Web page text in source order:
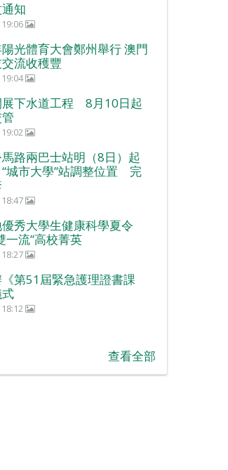
知
光體育大會鄭州舉行 澳門
流收穫豐
展下水道工程 8月10日起
路兩巴士站明（8日）起
市大學”站調整位置 完
秀大學生健康科學夏令
流”高校菁英
第51屆緊急護理證書課
查看全部